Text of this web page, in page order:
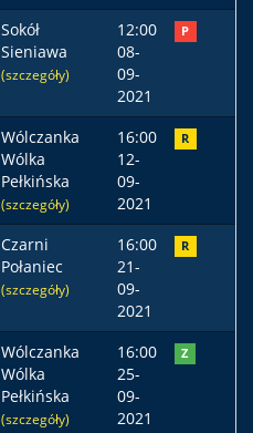
Sokół
Sieniawa
(szczegóły)
12:00
08-
09-
2021
P
Wólczanka
Wólka
Pełkińska
(szczegóły)
16:00
12-
09-
2021
R
Czarni
Połaniec
(szczegóły)
16:00
21-
09-
2021
R
Wólczanka
Wólka
Pełkińska
(szczegóły)
16:00
25-
09-
2021
Z